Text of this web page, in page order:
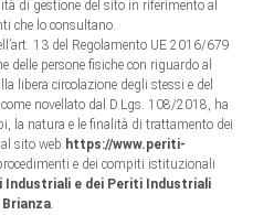
di gestione del sito in riferimento al
che lo consultano.
13 del Regolamento UE 2016/679
delle persone fisiche con riguardo al
libera circolazione degli stessi e del
novellato dal D.Lgs. 108/2018, ha
la natura e le finalità di trattamento dei
sito web https://www.periti-
e dei compiti istituzionali
Industriali e dei Periti Industriali
.